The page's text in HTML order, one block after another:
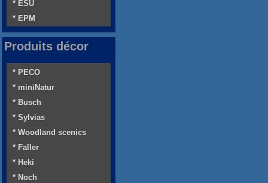
* ESU
* EPM
Produits décor
* PECO
* miniNatur
* Busch
* Sylvias
* Woodland scenics
* Faller
* Heki
* Noch